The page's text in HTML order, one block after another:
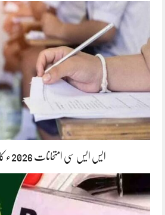
ایس ایس سی امتحانات 2026ء کا شیڈول جاری